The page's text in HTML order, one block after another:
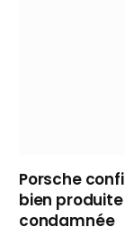
Porsche
bien
condamnée